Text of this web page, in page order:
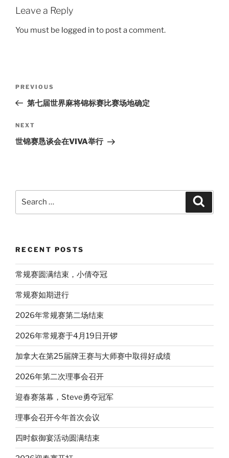
Leave a Reply
You must be logged in to post a comment.
Previous
Post
PREVIOUS
第七届世界麻将锦标赛比赛场地确定
Next
Post
NEXT
世锦赛恳谈会在VIVA举行
RECENT POSTS
常规赛圆满结束，小倩夺冠
常规赛如期进行
2026年常规赛第二场结束
2026年常规赛于4月19日开锣
加拿大在第25届牌王赛与大师赛中取得好成绩
2026年第二次理事会召开
迎春赛落幕，Steve勇夺冠军
理事会召开今年首次会议
四时叙御宴活动圆满结束